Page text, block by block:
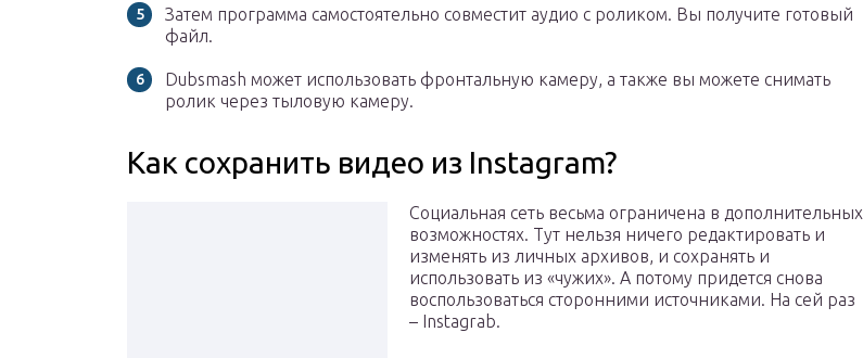
Затем программа самостоятельно совместит аудио с роликом. Вы получите готовый
файл.
Dubsmash может использовать фронтальную камеру, а также вы можете снимать
ролик через тыловую камеру.
Как сохранить видео из Instagram?
Социальная сеть весьма ограничена в дополнительных
возможностях. Тут нельзя ничего редактировать и
изменять из личных архивов, и сохранять и
использовать из «чужих». А потому придется снова
воспользоваться сторонними источниками. На сей раз
– Instagrab.